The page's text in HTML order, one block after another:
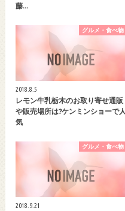
藤…
グルメ・食べ物
2018.8.5
レモン牛乳栃木のお取り寄せ通販
や販売場所は?ケンミンショーで人
気
グルメ・食べ物
2018.9.21